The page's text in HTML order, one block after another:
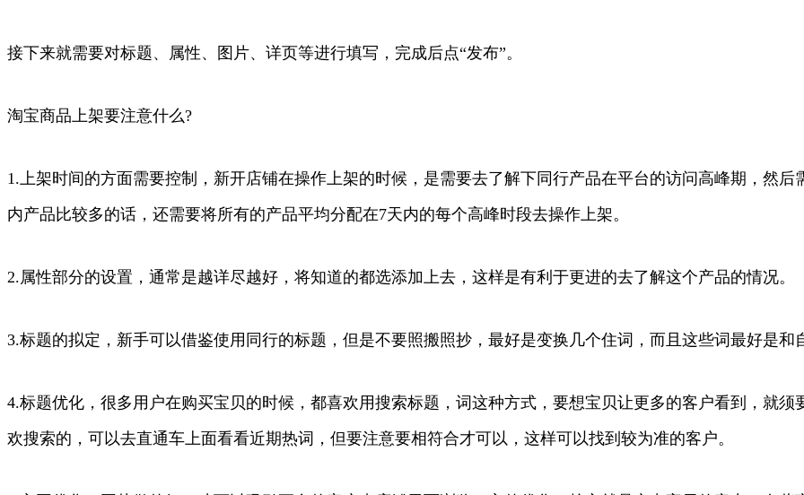
接下来就需要对标题、属性、图片、详页等进行填写，完成后点“发布”。
淘宝商品上架要注意什么?
1.上架时间的方面需要控制，新开店铺在操作上架的时候，是需要去了解下同行产品在平台的访问高峰期，然
内产品比较多的话，还需要将所有的产品平均分配在7天内的每个高峰时段去操作上架。
2.属性部分的设置，通常是越详尽越好，将知道的都选添加上去，这样是有利于更进的去了解这个产品的情况。
3.标题的拟定，新手可以借鉴使用同行的标题，但是不要照搬照抄，最好是变换几个住词，而且这些词最好是和
4.标题优化，很多用户在购买宝贝的时候，都喜欢用搜索标题，词这种方式，要想宝贝让更多的客户看到，就
欢搜索的，可以去直通车上面看看近期热词，但要注意要相符合才可以，这样可以找到较为准的客户。